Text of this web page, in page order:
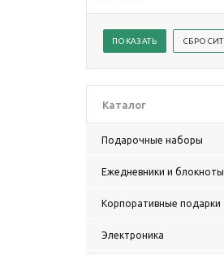
Каталог
Подарочные наборы
Ежедневники и блокноты
Корпоративные подарки
Электроника